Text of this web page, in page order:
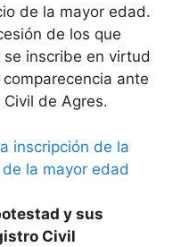
de la mayor edad.
de los que
inscribe en virtud
ante
de Agres.
inscripción de la
la mayor edad
y sus
Civil